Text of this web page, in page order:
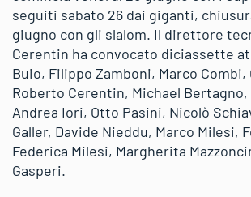
seguiti sabato 26 dai giganti,
giugno con gli slalom. Il direttore
Cerentin ha convocato diciassette
Buio, Filippo Zamboni, Marco Combi,
Roberto Cerentin, Michael
Andrea Iori, Otto Pasini, Nicolò
Galler, Davide Nieddu, Marco Milesi,
Federica Milesi, Margherita
Gasperi.